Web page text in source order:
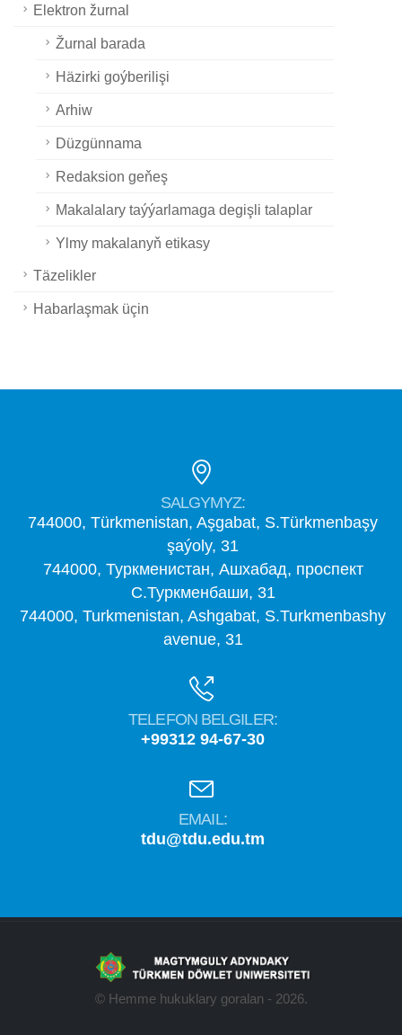
Elektron žurnal
Žurnal barada
Häzirki goýberilişi
Arhiw
Düzgünnama
Redaksion geňeş
Makalalary taýýarlamaga degişli talaplar
Ylmy makalanyň etikasy
Täzelikler
Habarlaşmak üçin
SALGYMYZ:
744000, Türkmenistan, Aşgabat, S.Türkmenbaşy
şaýoly, 31
744000, Туркменистан, Ашхабад, проспект
С.Туркменбаши, 31
744000, Turkmenistan, Ashgabat, S.Turkmenbashy
avenue, 31
TELEFON BELGILER:
+99312 94-67-30
EMAIL:
tdu@tdu.edu.tm
© Hemme hukuklary goralan - 2026.